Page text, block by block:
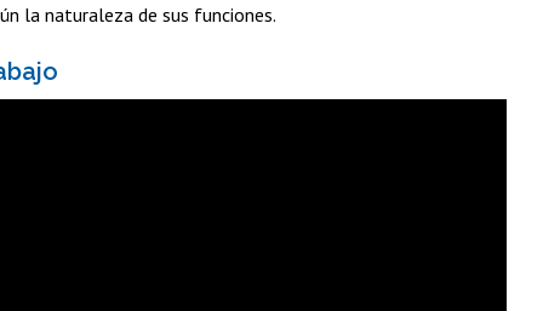
la naturaleza de sus funciones.